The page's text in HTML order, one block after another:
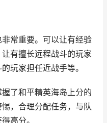
常重要。可以让有经验
有擅长远程战斗的玩家
玩家担任近战手等。
了和平精英海岛上分的
，合理分配任务，与队
高分。